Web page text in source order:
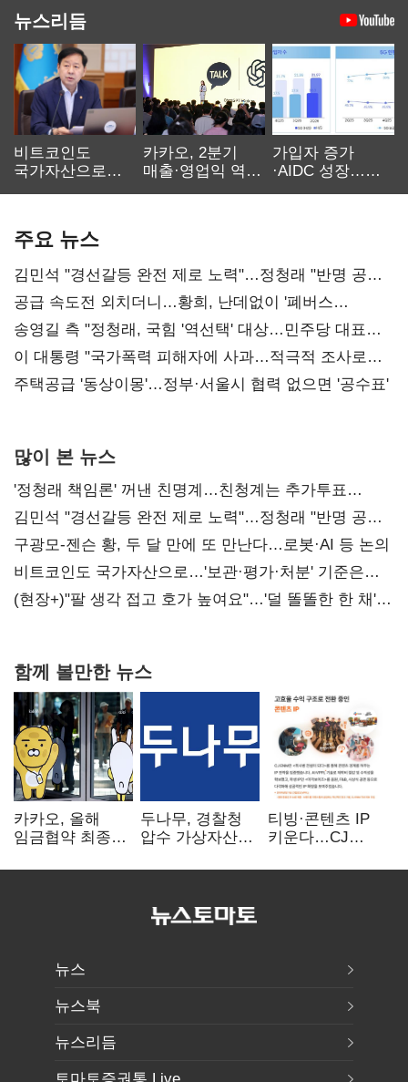
뉴스리듬
비트코인도
국가자산으로…'
카카오, 2분기
매출·영업익 역대
가입자 증가
·AIDC 성장…
주요 뉴스
김민석 "경선갈등 완전 제로 노력"…정청래 "반명 공세
사과부터"
공급 속도전 외치더니…황희, 난데없이 '폐버스
리모델링' 제안
송영길 측 "정청래, 국힘 '역선택' 대상…민주당 대표로
총선 지휘 못해"
이 대통령 "국가폭력 피해자에 사과…적극적 조사로
진실 밝혀야"
주택공급 '동상이몽'…정부·서울시 협력 없으면 '공수표'
많이 본 뉴스
'정청래 책임론' 꺼낸 친명계…친청계는 추가투표
때리기
김민석 "경선갈등 완전 제로 노력"…정청래 "반명 공세
사과부터"
구광모-젠슨 황, 두 달 만에 또 만난다…로봇·AI 등 논의
비트코인도 국가자산으로…'보관·평가·처분' 기준은
숙제
(현장+)"팔 생각 접고 호가 높여요"…'덜 똘똘한 한 채'
함께 볼만한 뉴스
카카오, 올해
임금협약 최종
인상·격려금
두나무, 경찰청
압수 가상자산
커스터디 사업
티빙·콘텐츠 IP
키운다…CJ
글로벌 확장 가속
뉴스
뉴스북
뉴스리듬